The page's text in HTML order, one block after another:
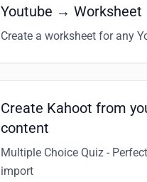
Youtube → Worksheet
Create a worksheet for any
Create Kahoot from
content
Multiple Choice Quiz -
import